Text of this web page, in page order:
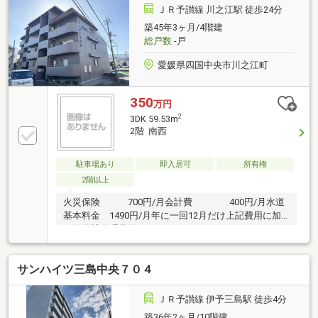
手を加えておりません。自分の使い勝手のいいように
カスタマイズをお楽しみください。
ＪＲ予讃線 川之江駅 徒歩24分
築45年3ヶ月/4階建
総戸数-戸
愛媛県四国中央市川之江町
350万円
3DK 59.53m2
2階 南西
駐車場あり 即入居可
所有権
2階以上
火災保険 700円/月会計費 400円/月水道
基本料金 1490円/月年に一回12月だけ上記費用に加
サンハイツ三島中央７０４
ＪＲ予讃線 伊予三島駅 徒歩4分